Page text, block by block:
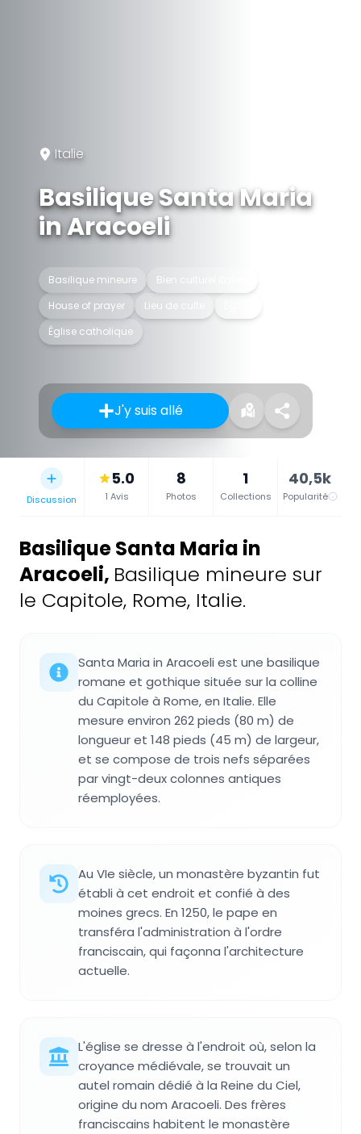
Italie
Basilique Santa Maria
in Aracoeli
Basilique mineure
Bien culturel italien
House of prayer
Lieu de culte
Église catholique
J'y suis allé
Discussion
5.0
1 Avis
8
Photos
1
Collections
40,5k
Popularité
Basilique Santa Maria in
Aracoeli, Basilique mineure sur
le Capitole, Rome, Italie.
Santa Maria in Aracoeli est une basilique
romane et gothique située sur la colline
du Capitole à Rome, en Italie. Elle
mesure environ 262 pieds (80 m) de
longueur et 148 pieds (45 m) de largeur,
et se compose de trois nefs séparées
par vingt-deux colonnes antiques
réemployées.
Au VIe siècle, un monastère byzantin fut
établi à cet endroit et confié à des
moines grecs. En 1250, le pape en
transféra l'administration à l'ordre
franciscain, qui façonna l'architecture
actuelle.
L'église se dresse à l'endroit où, selon la
croyance médiévale, se trouvait un
autel romain dédié à la Reine du Ciel,
origine du nom Aracoeli. Des frères
franciscains habitent le monastère